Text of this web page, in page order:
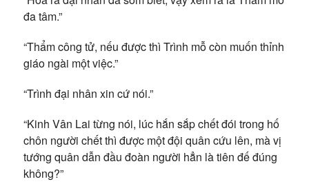
đa tâm.”
“Thẩm công tử, nếu được thì Trình mỗ còn muốn thỉnh
giáo ngài một việc.”
“Trình đại nhân xin cứ nói.”
“Kinh Vân Lai từng nói, lúc hắn sắp chết đói trong hố
chôn người chết thì được một đội quân cứu lên, mà vị
tướng quân dẫn đầu đoàn người hẳn là tiên đế đúng
không?”